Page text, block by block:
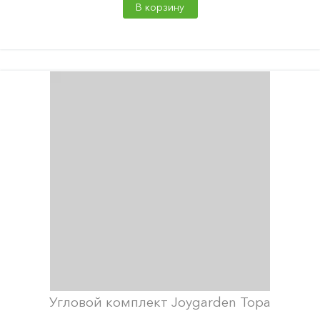
В корзину
Угловой комплект Joygarden Topa